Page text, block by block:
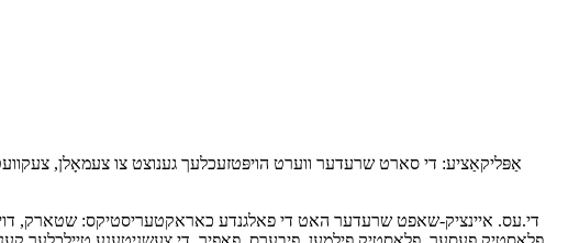
אַפּליקאַציע: די סארט שרעדער ווערט הויפּטזעכלעך גענוצט צו צעמאָלן,
די.עס. איינציק-שאפט שרעדער האט די פאלגנדע כאראקטעריסטיקס: שטארק,